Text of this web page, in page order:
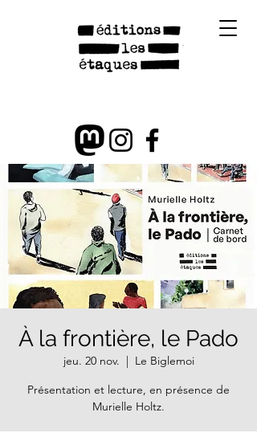
À la frontière, le Pado
jeu. 20 nov.
  |
Le Biglemoi
Présentation et lecture, en présence de
Murielle Holtz.